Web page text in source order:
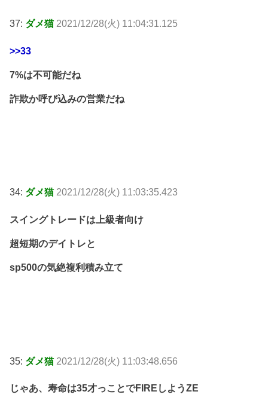
37: ダメ猫 2021/12/28(火) 11:04:31.125
>>33
7%は不可能だね
詐欺か呼び込みの営業だね
34: ダメ猫 2021/12/28(火) 11:03:35.423
スイングトレードは上級者向け
超短期のデイトレと
sp500の気絶複利積み立て
35: ダメ猫 2021/12/28(火) 11:03:48.656
じゃあ、寿命は35才っことでFIREしようZE